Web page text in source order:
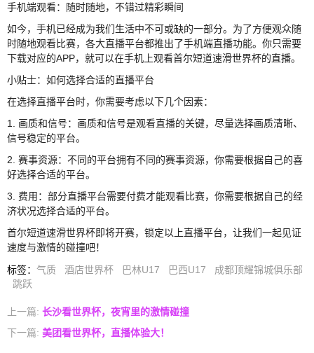
手机端观看：随时随地，不错过精彩瞬间
如今，手机已经成为我们生活中不可或缺的一部分。为了方便观众随
时随地观看比赛，各大直播平台都推出了手机端直播功能。你只需要
下载对应的APP，就可以在手机上观看首尔短道速滑世界杯的直播。
小贴士：如何选择合适的直播平台
在选择直播平台时，你需要考虑以下几个因素：
1. 画质和信号：画质和信号是观看直播的关键，尽量选择画质清晰、
信号稳定的平台。
2. 赛事资源：不同的平台拥有不同的赛事资源，你需要根据自己的喜
好选择合适的平台。
3. 费用：部分直播平台需要付费才能观看比赛，你需要根据自己的经
济状况选择合适的平台。
首尔短道速滑世界杯即将开赛，锁定以上直播平台，让我们一起见证
速度与激情的碰撞吧！
标签： 气质 酒店世界杯 巴林U17 巴西U17
成都顶耀锦城俱乐部
跳跃
上一篇: 长沙看世界杯，夜宵里的激情碰撞
下一篇: 美团看世界杯，直播体验大！